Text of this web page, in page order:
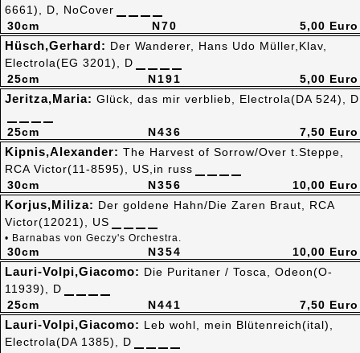
N70
30cm
6661), D, NoCover
5,00 Euro
N191
25cm
Hüsch,Gerhard: Der Wanderer, Hans Udo Müller,Klav,
Electrola(EG 3201), D
5,00 Euro
N436
25cm
Jeritza,Maria: Glück, das mir verblieb, Electrola(DA 524), D
7,50 Euro
N356
30cm
Kipnis,Alexander: The Harvest of Sorrow/Over t.Steppe,
RCA Victor(11-8595), US,in russ
10,00 Euro
N354
30cm
Korjus,Miliza: Der goldene Hahn/Die Zaren Braut, RCA
Victor(12021), US
• Barnabas von Geczy's Orchestra.
10,00 Euro
N441
25cm
Lauri-Volpi,Giacomo: Die Puritaner / Tosca, Odeon(O-
11939), D
7,50 Euro
Lauri-Volpi,Giacomo: Leb wohl, mein Blütenreich(ital),
Electrola(DA 1385), D